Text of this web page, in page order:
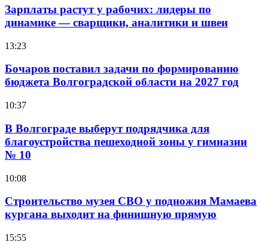
Зарплаты растут у рабочих: лидеры по
динамике — сварщики, аналитики и швеи
13:23
Бочаров поставил задачи по формированию
бюджета Волгоградской области на 2027 год
10:37
В Волгограде выберут подрядчика для
благоустройства пешеходной зоны у гимназии
№ 10
10:08
Строительство музея СВО у подножия Мамаева
кургана выходит на финишную прямую
15:55